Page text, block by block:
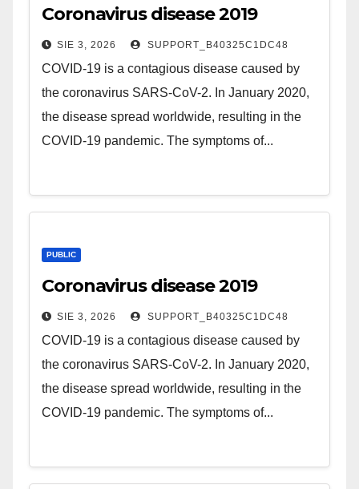
Coronavirus disease 2019
SIE 3, 2026 SUPPORT_B40325C1DC48
COVID-19 is a contagious disease caused by
the coronavirus SARS-CoV-2. In January 2020,
the disease spread worldwide, resulting in the
COVID-19 pandemic. The symptoms of...
PUBLIC
Coronavirus disease 2019
SIE 3, 2026 SUPPORT_B40325C1DC48
COVID-19 is a contagious disease caused by
the coronavirus SARS-CoV-2. In January 2020,
the disease spread worldwide, resulting in the
COVID-19 pandemic. The symptoms of...